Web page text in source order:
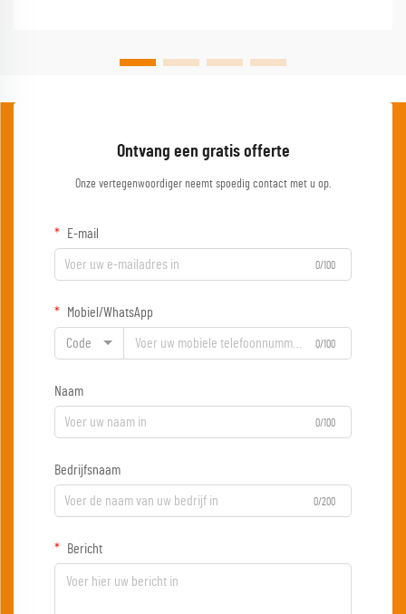
Ontvang een gratis offerte
Onze vertegenwoordiger neemt spoedig contact met u op.
E-mail
0/100
Mobiel/WhatsApp
Code 0/100
Naam
0/100
Bedrijfsnaam
0/200
Bericht